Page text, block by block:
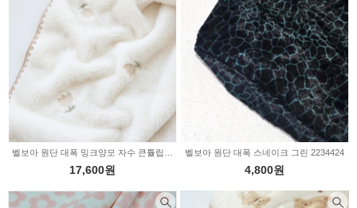
17,600원
벨보아 원단 대폭 스네이크 그린 2234424
4,800원